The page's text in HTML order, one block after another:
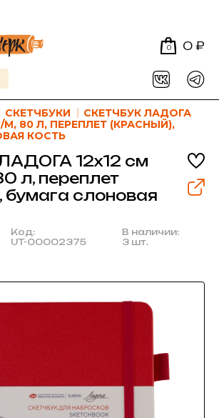
0 0 ₽
СКЕТЧБУКИ
СКЕТЧБУК ЛАДОГА
М, 80 Л, ПЕРЕПЛЕТ (КРАСНЫЙ),
КОСТЬ
12х12 см
л, переплет
бумага слоновая
Код:
UT-00002375
В наличии:
3 шт.